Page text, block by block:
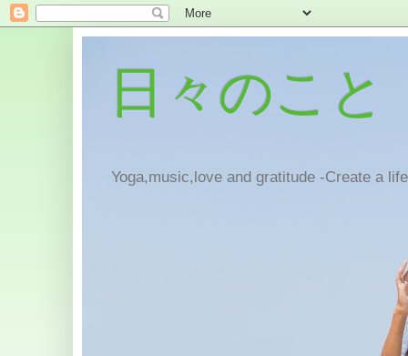
日々のこと
Yoga,music,love and gratitude -Create a